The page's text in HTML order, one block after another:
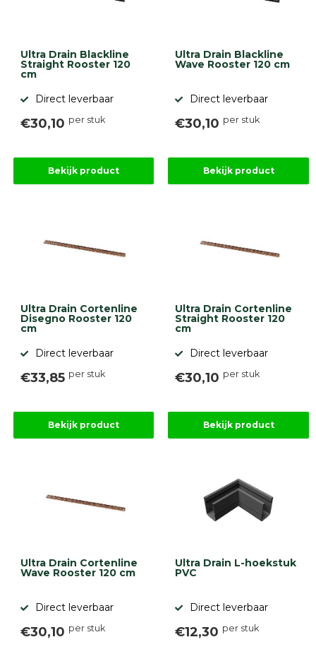
Ultra Drain Blackline
Straight Rooster 120
cm
Direct leverbaar
€30,10 per stuk
Bekijk product
Ultra Drain Blackline
Wave Rooster 120 cm
Direct leverbaar
€30,10 per stuk
Bekijk product
Ultra Drain Cortenline
Disegno Rooster 120
cm
Direct leverbaar
€33,85 per stuk
Bekijk product
Ultra Drain Cortenline
Straight Rooster 120
cm
Direct leverbaar
€30,10 per stuk
Bekijk product
Ultra Drain Cortenline
Wave Rooster 120 cm
Direct leverbaar
€30,10 per stuk
Ultra Drain L-hoekstuk
PVC
Direct leverbaar
€12,30 per stuk